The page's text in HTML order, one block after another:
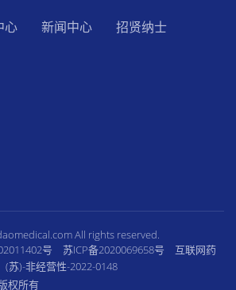
心 新闻中心 招贤纳士
All rights reserved.
号
苏ICP备2020069658号
互联网药
苏)-非经营性-2022-0148
权所有